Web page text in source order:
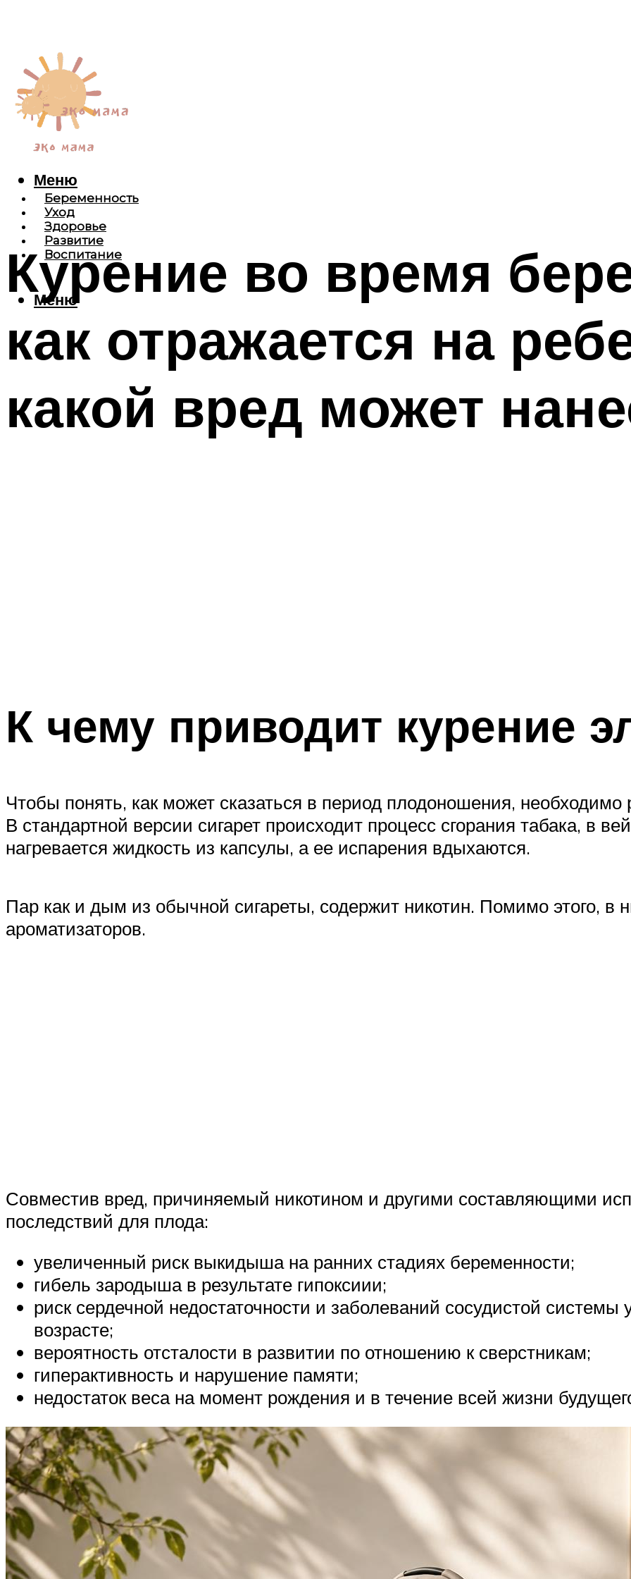
Беременность
Уход
Здоровье
Развитие
Воспитание
Меню
Меню
Курение во время
как отражается на
какой вред может
К чему приводит курение
Чтобы понять, как может сказаться в период плодоношения,
В стандартной версии сигарет происходит процесс сгорания табака, в
нагревается жидкость из капсулы, а ее испарения вдыхаются.
Пар как и дым из обычной сигареты, содержит никотин. Помимо этого, в
ароматизаторов.
Совместив вред, причиняемый никотином и другими составляющими
последствий для плода:
увеличенный риск выкидыша на ранних стадиях беременности;
гибель зародыша в результате гипоксиии;
риск сердечной недостаточности и заболеваний сосудистой
возрасте;
вероятность отсталости в развитии по отношению к сверстникам;
гиперактивность и нарушение памяти;
недостаток веса на момент рождения и в течение всей жизни